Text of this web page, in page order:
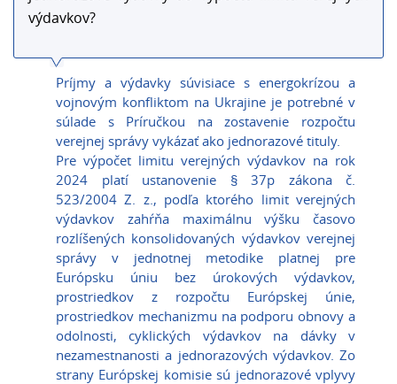
výdavkov?
Príjmy a výdavky súvisiace s energokrízou a
vojnovým konfliktom na Ukrajine je potrebné v
súlade s Príručkou na zostavenie rozpočtu
verejnej správy vykázať ako jednorazové tituly.
Pre výpočet limitu verejných výdavkov na rok
2024 platí ustanovenie § 37p zákona č.
523/2004 Z. z., podľa ktorého limit verejných
výdavkov zahŕňa maximálnu výšku časovo
rozlíšených konsolidovaných výdavkov verejnej
správy v jednotnej metodike platnej pre
Európsku úniu bez úrokových výdavkov,
prostriedkov z rozpočtu Európskej únie,
prostriedkov mechanizmu na podporu obnovy a
odolnosti, cyklických výdavkov na dávky v
nezamestnanosti a jednorazových výdavkov. Zo
strany Európskej komisie sú jednorazové vplyvy